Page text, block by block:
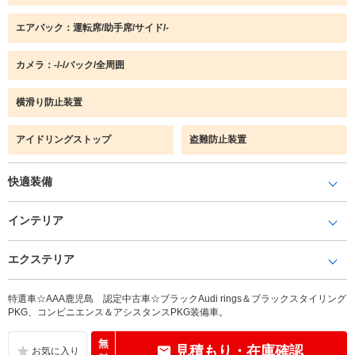
エアバック：運転席/助手席/サイド/-
カメラ：-/-/バック/全周囲
横滑り防止装置
アイドリングストップ 盗難防止装置
快適装備
インテリア
エクステリア
特選車☆AAA鹿児島 認定中古車☆ブラックAudi rings＆ブラックスタイリング
PKG、コンビニエンス＆アシスタンスPKG装備車。
無
見積もり・在庫確認